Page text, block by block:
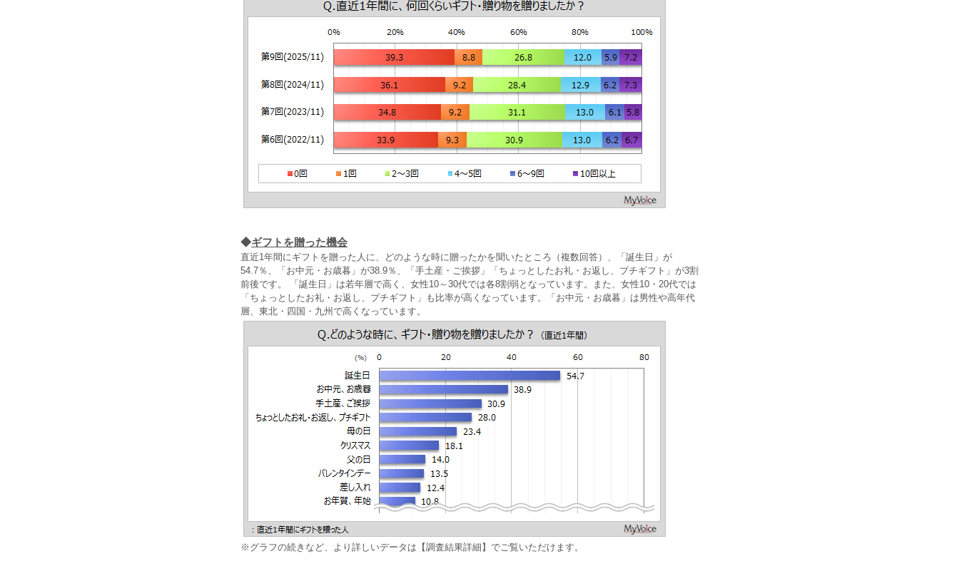
◆ギフトを贈った機会
直近1年間にギフトを贈った人に、どのような時に贈ったかを聞いたところ（複数回答）、「誕生日」が
54.7％、「お中元・お歳暮」が38.9％、「手土産・ご挨拶」「ちょっとしたお礼・お返し、プチギフト」が3割
前後です。 「誕生日」は若年層で高く、女性10～30代では各8割弱となっています。また、女性10・20代では
「ちょっとしたお礼・お返し、プチギフト」も比率が高くなっています。「お中元・お歳暮」は男性や高年代
層、東北・四国・九州で高くなっています。
※グラフの続きなど、より詳しいデータは【調査結果詳細】でご覧いただけます。